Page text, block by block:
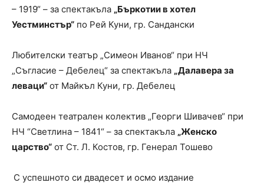
– 1919“ – за спектакъла „Бъркотии в хотел
Уестминстър“ по Рей Куни, гр. Сандански
Любителски театър „Симеон Иванов“ при НЧ
„Съгласие – Дебелец“ за спектакъла „Далавера за
леваци“ от Майкъл Куни, гр. Дебелец
Самодеен театрален колектив „Георги Шивачев“ при
НЧ “Светлина – 1841“ – за спектакъла „Женско
царство“ от Ст. Л. Костов, гр. Генерал Тошево
С успешното си двадесет и осмо издание